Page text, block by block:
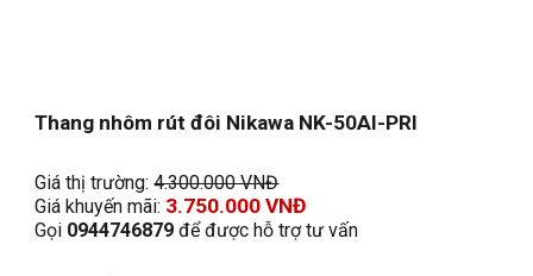
Thang nhôm rút đôi Nikawa NK-50AI-PRI
Giá thị trường: 4.300.000 VNĐ
Giá khuyến mãi: 3.750.000 VNĐ
Gọi 0944746879 để được hỗ trợ tư vấn